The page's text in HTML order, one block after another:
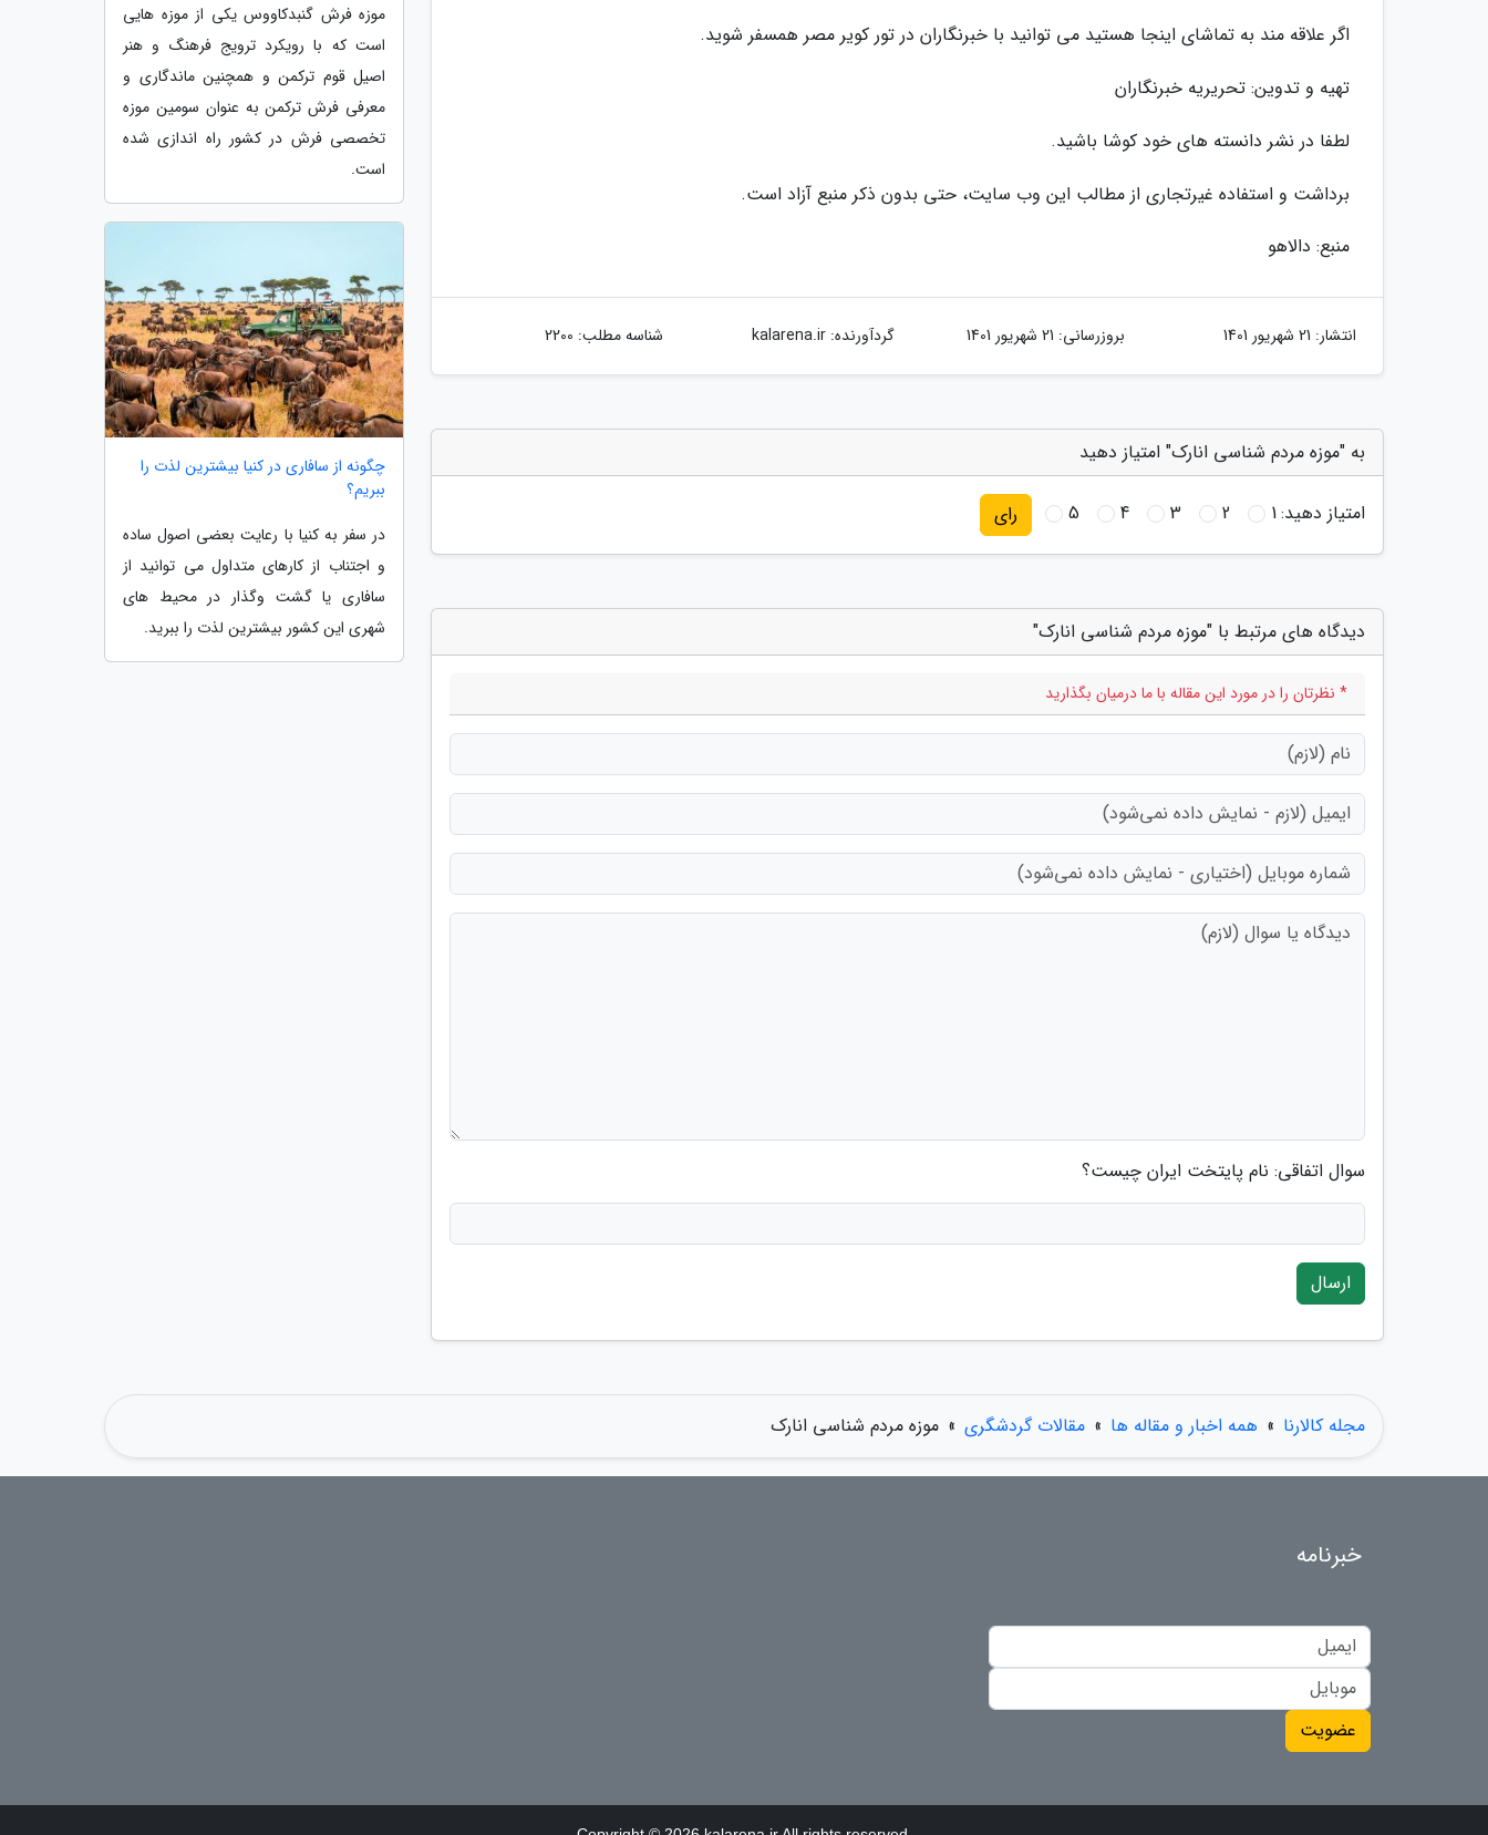
اگر علاقه مند به تماشای اینجا هستید می توانید با خبرنگاران در تور کویر مصر همسفر شوید.
تهیه و تدوین: تحریریه خبرنگاران
لطفا در نشر دانسته های خود کوشا باشید.
برداشت و استفاده غیرتجاری از مطالب این وب سایت، حتی بدون ذکر منبع آزاد است.
منبع: دالاهو
انتشار: 21 شهریور 1401 بروزرسانی: 21 شهریور 1401 گردآورنده:kalarena.ir شناسه مطلب: 2200
به "موزه مردم شناسی انارک" امتیاز دهید
امتیاز دهید:1
2
3
4
5 رای
دیدگاه های مرتبط با "موزه مردم شناسی انارک"
* نظرتان را در مورد این مقاله با ما درمیان بگذارید
سوال اتفاقی: نام پایتخت ایران چیست؟
ارسال
موزه فرش گنبدکاووس یکی از موزه هایی
است که با رویکرد ترویج فرهنگ و هنر
اصیل قوم ترکمن و همچنین ماندگاری و
معرفی فرش ترکمن به عنوان سومین موزه
تخصصی فرش در کشور راه اندازی شده
است.
چگونه از سافاری در کنیا بیشترین لذت را
ببریم؟
در سفر به کنیا با رعایت بعضی اصول ساده
و اجتناب از کارهای متداول می توانید از
سافاری یا گشت وگذار در محیط های
شهری این کشور بیشترین لذت را ببرید.
مجله کالارنا » همه اخبار و مقاله ها » مقالات گردشگری » موزه مردم شناسی انارک
خبرنامه
عضویت